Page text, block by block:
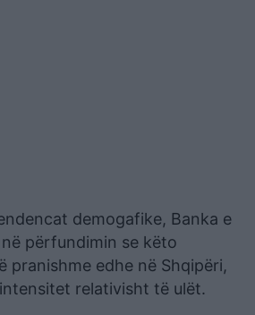
demogafike, Banka e
përfundimin se këto
pranishme edhe në Shqipëri,
relativisht të ulët.